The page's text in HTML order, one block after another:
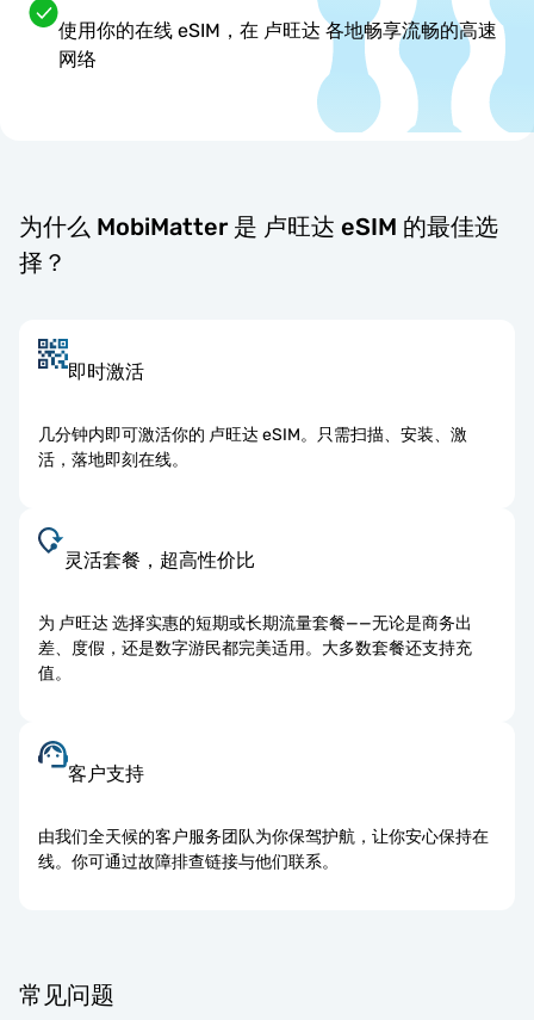
使用你的在线 eSIM，在 卢旺达 各地畅享流畅的高速
网络
为什么 MobiMatter 是 卢旺达 eSIM 的最佳选
择？
即时激活
几分钟内即可激活你的 卢旺达 eSIM。只需扫描、安装、激
活，落地即刻在线。
灵活套餐，超高性价比
为 卢旺达 选择实惠的短期或长期流量套餐——无论是商务出
差、度假，还是数字游民都完美适用。大多数套餐还支持充
值。
客户支持
由我们全天候的客户服务团队为你保驾护航，让你安心保持在
线。你可通过故障排查链接与他们联系。
常见问题